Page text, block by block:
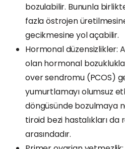
bozulabilir. Bununla
fazla östrojen
gecikmesine yol açabilir.
Hormonal düzensizlikler:
olan hormonal
over sendromu (PCOS)
yumurtlamayı olumsuz
döngüsünde bozulmaya
tiroid bezi hastalıkları
arasındadır.